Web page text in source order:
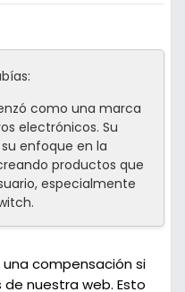
como una marca
electrónicos. Su
enfoque en la
productos que
especialmente
compensación si
nuestra web. Esto